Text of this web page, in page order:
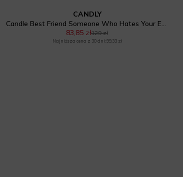
CANDLY
Candle Best Friend Someone Who Hates Your Ex More Than You Do No. 4
83,85 zł129 zł
Najniższa cena z 30 dni: 99,33 zł